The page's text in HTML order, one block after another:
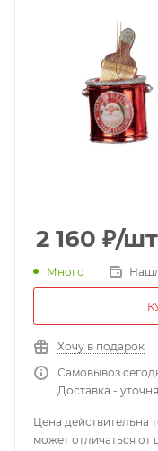
2 160 ₽/шт
Много
Хочу в подарок
Самовывоз
Доставка -
Цена действительна
может отличаться от